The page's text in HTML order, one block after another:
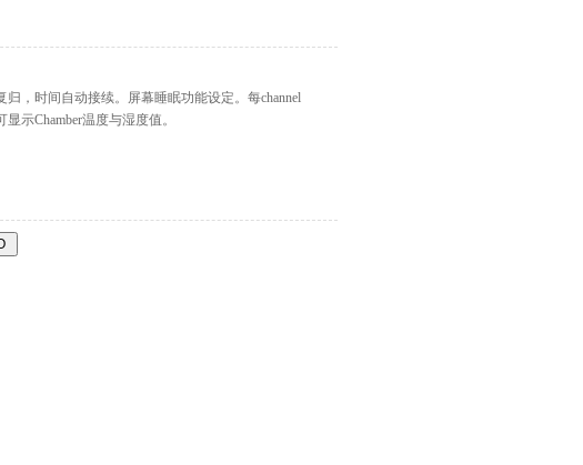
，时间自动接续。屏幕睡眠功能设定。每channel
示Chamber温度与湿度值。